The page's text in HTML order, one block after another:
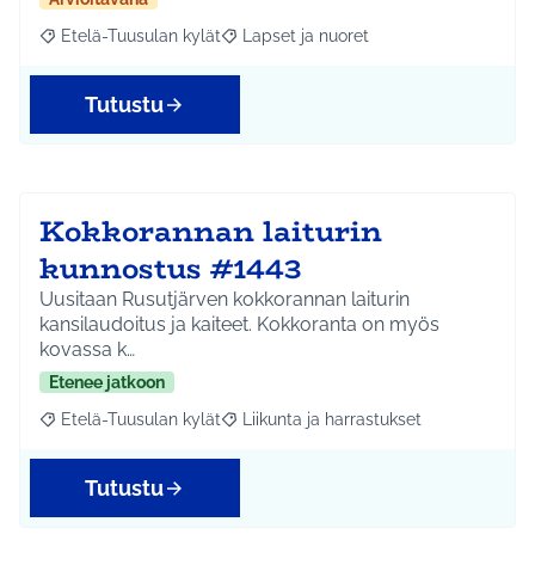
Rajaa tulokset aihepiirin mukaan: Etelä-Tuusulan kylät
Etelä-Tuusulan kylät Rajaa tulokset teeman mukaan: Lapset
Lapset ja nuoret
Tutustu
Kokkorannan laiturin
kunnostus #1443
Uusitaan Rusutjärven kokkorannan laiturin
kansilaudoitus ja kaiteet. Kokkoranta on myös
kovassa k…
Etenee jatkoon
Rajaa tulokset aihepiirin mukaan: Etelä-Tuusulan kylät
Etelä-Tuusulan kylät Rajaa tulokset teeman mukaan:
Liikunta ja harrastukset
Tutustu